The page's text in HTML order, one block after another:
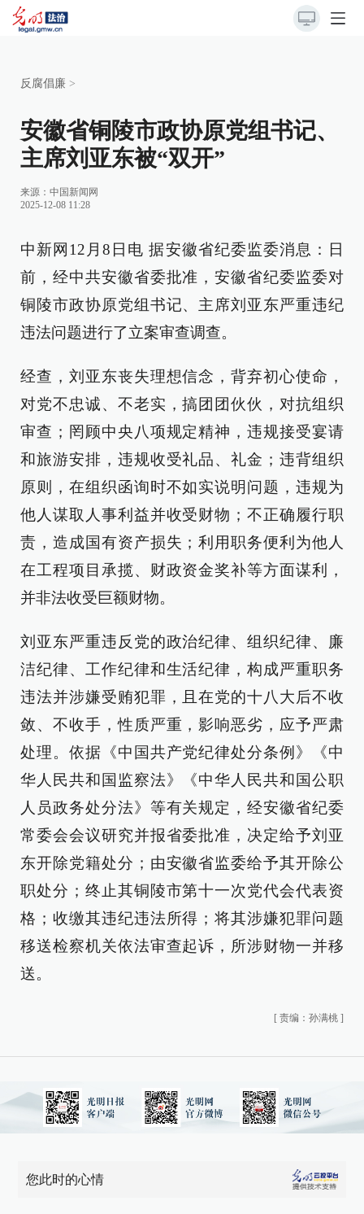
反腐倡廉 >
安徽省铜陵市政协原党组书记、
主席刘亚东被“双开”
来源： 中国新闻网
2025-12-08 11:28
中新网12月8日电 据安徽省纪委监委消息：日
前，经中共安徽省委批准，安徽省纪委监委对
铜陵市政协原党组书记、主席刘亚东严重违纪
违法问题进行了立案审查调查。
经查，刘亚东丧失理想信念，背弃初心使命，
对党不忠诚、不老实，搞团团伙伙，对抗组织
审查；罔顾中央八项规定精神，违规接受宴请
和旅游安排，违规收受礼品、礼金；违背组织
原则，在组织函询时不如实说明问题，违规为
他人谋取人事利益并收受财物；不正确履行职
责，造成国有资产损失；利用职务便利为他人
在工程项目承揽、财政资金奖补等方面谋利，
并非法收受巨额财物。
刘亚东严重违反党的政治纪律、组织纪律、廉
洁纪律、工作纪律和生活纪律，构成严重职务
违法并涉嫌受贿犯罪，且在党的十八大后不收
敛、不收手，性质严重，影响恶劣，应予严肃
处理。依据《中国共产党纪律处分条例》《中
华人民共和国监察法》《中华人民共和国公职
人员政务处分法》等有关规定，经安徽省纪委
常委会会议研究并报省委批准，决定给予刘亚
东开除党籍处分；由安徽省监委给予其开除公
职处分；终止其铜陵市第十一次党代会代表资
格；收缴其违纪违法所得；将其涉嫌犯罪问题
移送检察机关依法审查起诉，所涉财物一并移
送。
[ 责编：孙满桃 ]
您此时的心情